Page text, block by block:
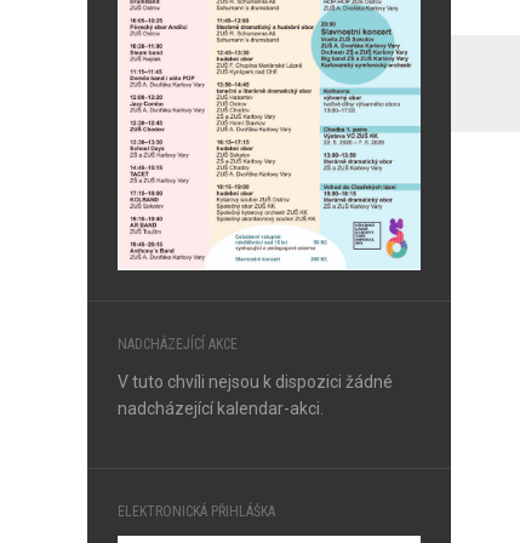
NADCHÁZEJÍCÍ AKCE
V tuto chvíli nejsou k dispozici žádné
nadcházející kalendar-akci.
ELEKTRONICKÁ PŘIHLÁŠKA